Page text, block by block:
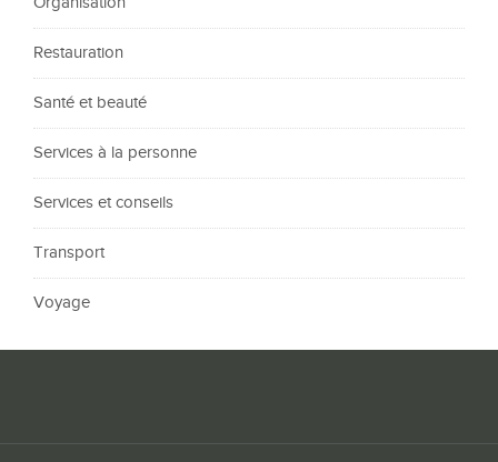
Restauration
Santé et beauté
Services à la personne
Services et conseils
Transport
Voyage